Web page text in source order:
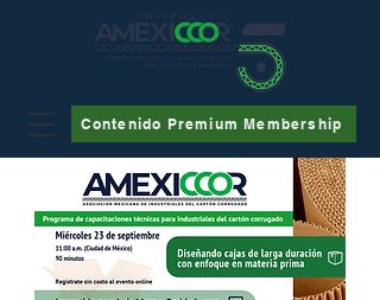
Contenido Premium Membership